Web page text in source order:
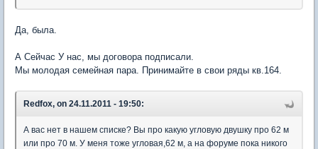
Да, была.
А Сейчас У нас, мы договора подписали.
Мы молодая семейная пара. Принимайте в свои ряды кв.164.
Redfox, on 24.11.2011 - 19:50:
А вас нет в нашем списке? Вы про какую угловую двушку про 62 м
или про 70 м. У меня тоже угловая,62 м, а на форуме пока никого